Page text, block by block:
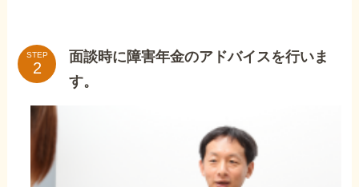
STEP
面談時に障害年金のアドバイスを行いま
す。